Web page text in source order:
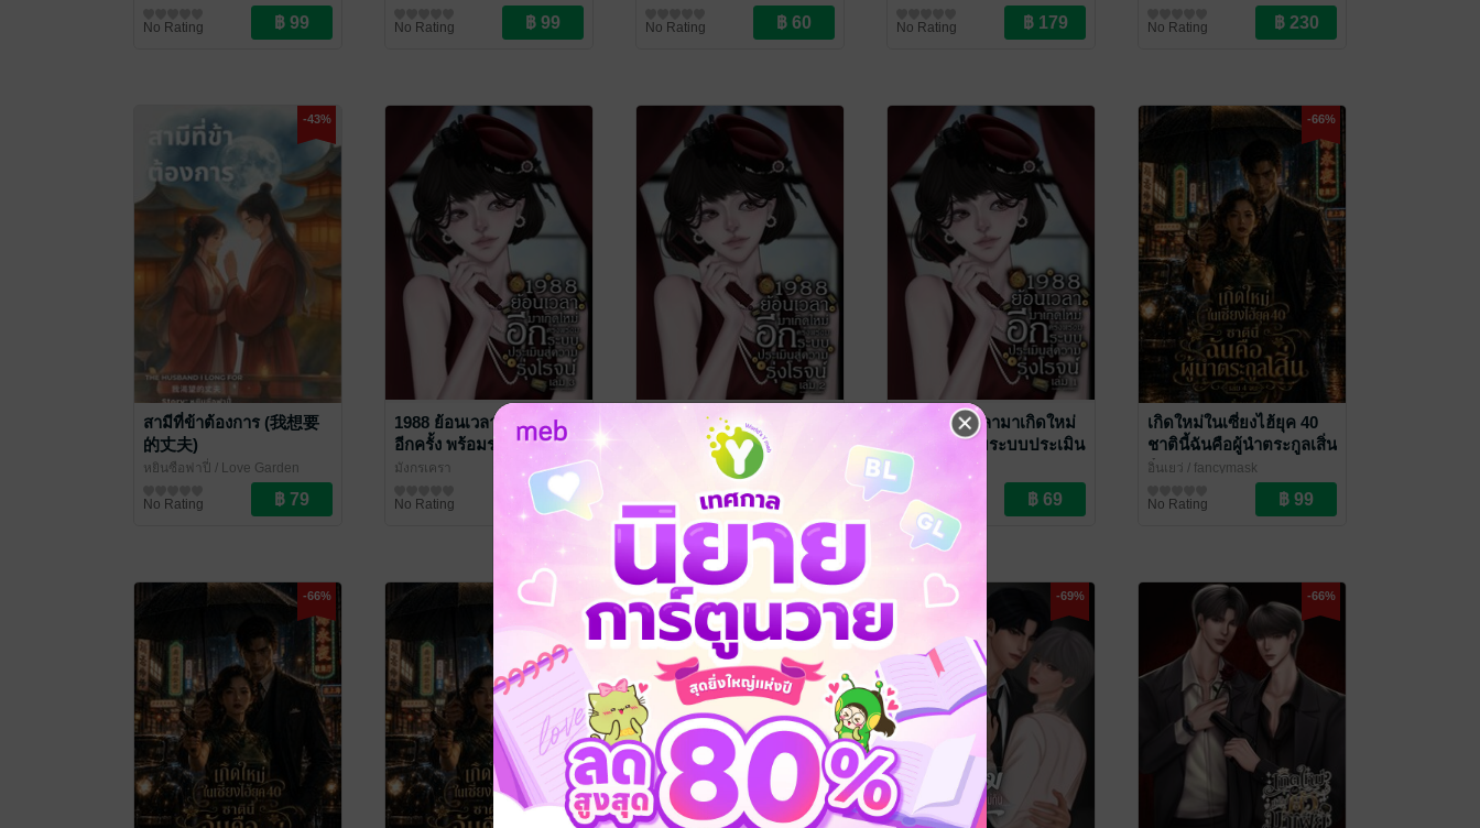
No Rating
No Rating
No Rating
No Rating
No Rating
-43%
สามีที่ข้าต้องการ (我想要
的丈夫)
หยินซือฟาปี่ / Love Garden
No Rating
1988 ย้อนเวลามาเกิดใหม่
อีกครั้ง พร้อมระบบประเมิน
สู่ความรุ่งโรจน์ เล่ม 3 (จบ)
มังกรเครา
No Rating
1988 ย้อนเวลามาเกิดใหม่
อีกครั้ง พร้อมระบบประเมิน
สู่ความรุ่งโรจน์ เล่ม 2
No Rating
1988 ย้อนเวลามาเกิดใหม่
อีกครั้ง พร้อมระบบประเมิน
สู่ความรุ่งโรจน์ เล่ม 1
มังกรเครา
นิยายรักจีนโบราณ
No Rating
-66%
เกิดใหม่ในเซี่ยงไฮ้ยุค 40
ชาตินี้ฉันคือผู้นำตระกูลเสิ่น
เล่ม 4 (จบ)
อิ๋นเยว่ / fancymask
No Rating
-66% -66% -69% -66%